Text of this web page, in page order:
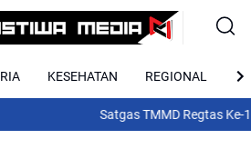
KESEHATAN REGIONAL
Satgas TMMD Regtas Ke-